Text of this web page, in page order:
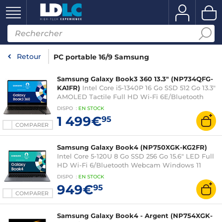
Retour PC portable 16/9 Samsung
COMPARER
Samsung Galaxy Book3 360 13.3" (NP734QFG-
KA1FR) Intel Core i5-1340P 16 Go SSD 512 Go 13.3"
AMOLED Tactile Full HD Wi-Fi 6E/Bluetooth
Webcam Windows 11 Professionnel
DISPO : EN STOCK
1 499€95
COMPARER
Samsung Galaxy Book4 (NP750XGK-KG2FR)
Intel Core 5-120U 8 Go SSD 256 Go 15.6" LED Full
HD Wi-Fi 6/Bluetooth Webcam Windows 11
Famille
DISPO : EN STOCK
949€95
Samsung Galaxy Book4 - Argent (NP754XGK-